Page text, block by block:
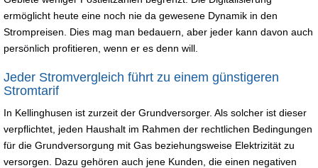
ermöglicht heute eine noch nie da gewesene Dynamik in den
Strompreisen. Dies mag man bedauern, aber jeder kann davon auch
persönlich profitieren, wenn er es denn will.
Jeder Stromvergleich führt zu einem günstigeren
Stromtarif
In Kellinghusen ist zurzeit der Grundversorger. Als solcher ist dieser
verpflichtet, jeden Haushalt im Rahmen der rechtlichen Bedingungen
für die Grundversorgung mit Gas beziehungsweise Elektrizität zu
versorgen. Dazu gehören auch jene Kunden, die einen negativen